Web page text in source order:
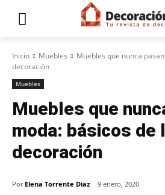
Inicio Muebles
Muebles que nunca
decoración
Muebles
Muebles que
moda: básicos de
decoración
Por Elena Torrente Diaz 9 enero, 2020